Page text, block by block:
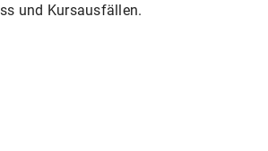
und Kursausfällen.